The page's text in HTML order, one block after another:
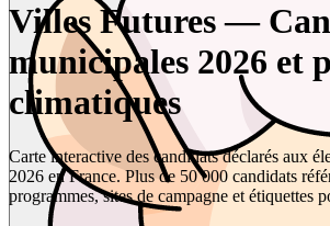
Villes Futures —
municipales 2026 et
climatiques
Carte interactive des candidats déclarés aux
2026 en France. Plus de 50 000 candidats
programmes, sites de campagne et étiquettes